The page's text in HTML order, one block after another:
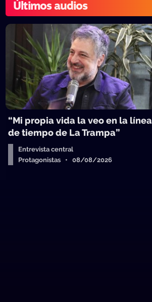
Últimos audios
“Mi propia vida la veo en la línea
de tiempo de La Trampa”
Entrevista central
Protagonistas • 08/08/2026